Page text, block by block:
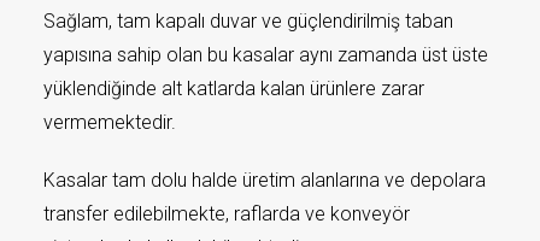
Sağlam, tam kapalı duvar ve güçlendirilmiş taban
yapısına sahip olan bu kasalar aynı zamanda üst üste
yüklendiğinde alt katlarda kalan ürünlere zarar
vermemektedir.
Kasalar tam dolu halde üretim alanlarına ve depolara
transfer edilebilmekte, raflarda ve konveyör